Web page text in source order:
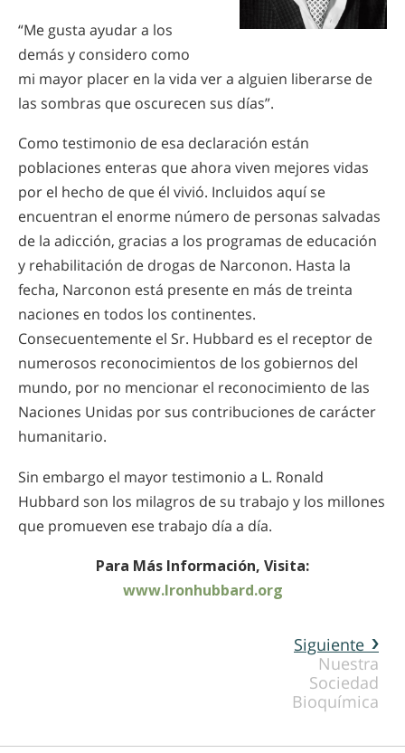
“Me gusta ayudar a los
demás y considero como
mi mayor placer en la vida ver a alguien liberarse de
las sombras que oscurecen sus días”.
Como testimonio de esa declaración están
poblaciones enteras que ahora viven mejores vidas
por el hecho de que él vivió. Incluidos aquí se
encuentran el enorme número de personas salvadas
de la adicción, gracias a los programas de educación
y rehabilitación de drogas de Narconon. Hasta la
fecha, Narconon está presente en más de treinta
naciones en todos los continentes.
Consecuentemente el Sr. Hubbard es el receptor de
numerosos reconocimientos de los gobiernos del
mundo, por no mencionar el reconocimiento de las
Naciones Unidas por sus contribuciones de carácter
humanitario.
Sin embargo el mayor testimonio a L. Ronald
Hubbard son los milagros de su trabajo y los millones
que promueven ese trabajo día a día.
Para Más Información, Visita:
www.lronhubbard.org
Siguiente
Nuestra
Sociedad
Bioquímica